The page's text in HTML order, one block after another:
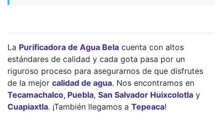
La Purificadora de Agua Bela cuenta con altos
estándares de calidad y cada gota pasa por un
riguroso proceso para asegurarnos de que disfrutes
de la mejor calidad de agua. Nos encontramos en
Tecamachalco, Puebla, San Salvador Huixcolotla y
Cuapiaxtla. ¡También llegamos a Tepeaca!